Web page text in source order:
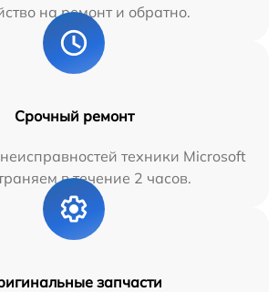
на ремонт и обратно.
Срочный ремонт
техники Microsoft
в течение 2 часов.
запчасти